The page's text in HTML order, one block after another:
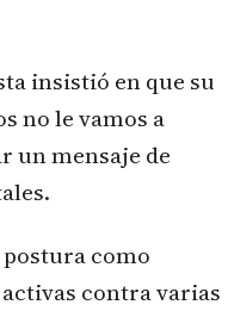
insistió en que su
no le vamos a
un mensaje de
como
contra varias